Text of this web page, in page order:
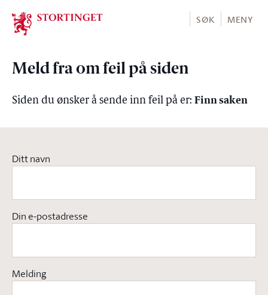
Stortinget.no
SØK MENY
Meld fra om feil på siden
Siden du ønsker å sende inn feil på er: Finn saken
Ditt navn
Din e-postadresse
Melding